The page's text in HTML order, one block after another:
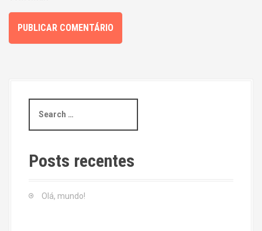
a
c
h
Posts recentes
Olá, mundo!